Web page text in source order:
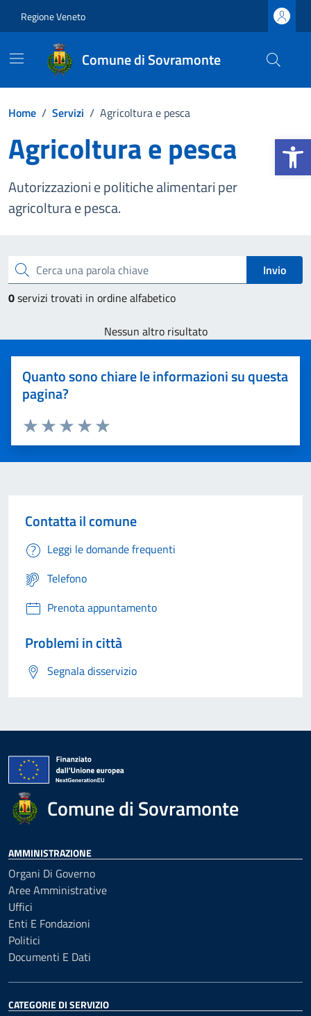
Apri la
Regione Veneto
Comune di Sovramonte
Home / Servizi / Agricoltura e pesca
Agricoltura e pesca
Autorizzazioni e politiche alimentari per
agricoltura e pesca.
Cerca una parola chiave
Invio
0servizi trovati in ordine alfabetico
Nessun altro risultato
Quanto sono chiare le informazioni su questa
pagina?
Valuta 5 stelle su 5
Valuta 4 stelle su 5
Valuta 3 stelle su 5
Valuta 2 stelle su 5
Valuta 1 stelle su 5
Contatta il comune
Leggi le domande frequenti
Telefono
Prenota appuntamento
Problemi in città
Segnala disservizio
Comune di Sovramonte
AMMINISTRAZIONE
Organi Di Governo
Aree Amministrative
Uffici
Enti E Fondazioni
Politici
Documenti E Dati
CATEGORIE DI SERVIZIO